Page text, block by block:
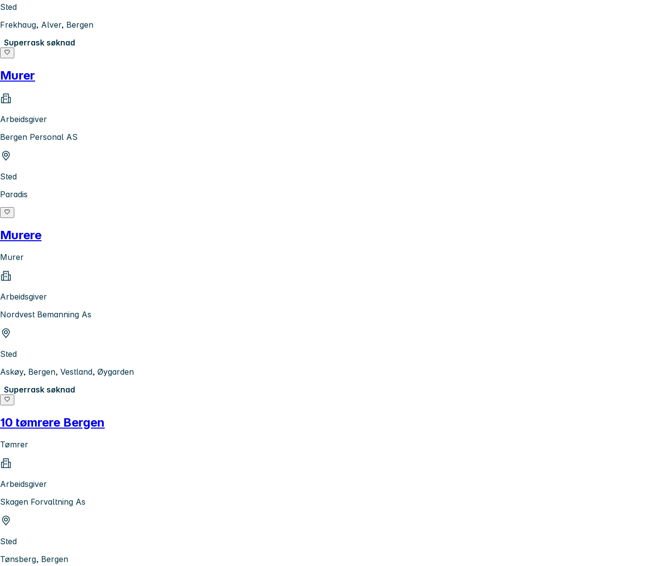
Sted
Frekhaug, Alver, Bergen
Superrask søknad
Murer
Arbeidsgiver
Bergen Personal AS
Sted
Paradis
Murere
Murer
Arbeidsgiver
Nordvest Bemanning As
Sted
Askøy, Bergen, Vestland, Øygarden
Superrask søknad
10 tømrere Bergen
Tømrer
Arbeidsgiver
Skagen Forvaltning As
Sted
Tønsberg, Bergen